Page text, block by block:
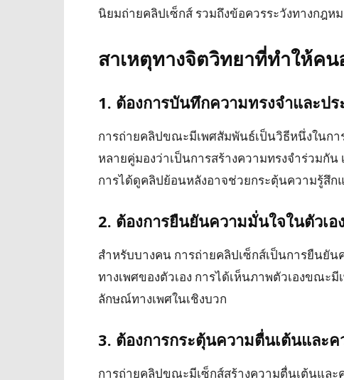
นิยมถ่ายคลิปเซ็กส์ รวมถึงข้อควรระวังทางกฎห
สาเหตุทางจิตวิทยาที่ทำให้ค
1. ต้องการบันทึกความทรงจำและป
การถ่ายคลิปขณะมีเพศสัมพันธ์เป็นวิธีหนึ่งในก
หลายคู่มองว่าเป็นการสร้างความทรงจำร่วมกั
การได้ดูคลิปย้อนหลังอาจช่วยกระตุ้นความรู้สึก
2. ต้องการยืนยันความมั่นใจในตัวเอง
สำหรับบางคน การถ่ายคลิปเซ็กส์เป็นการยืนยั
ทางเพศของตัวเอง การได้เห็นภาพตัวเองขณะ
ลักษณ์ทางเพศในเชิงบวก
3. ต้องการกระตุ้นความตื่นเต้นและค
การถ่ายคลิปขณะมีเซ็กส์สร้างความตื่นเต้นและ